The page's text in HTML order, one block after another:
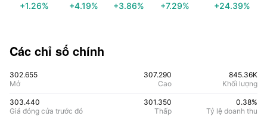
+1.26%
+4.19%
+3.86%
+7.29%
+24.39%
Các chỉ số chính
302.655
Mở
307.290
Cao
845.36K
Khối lượng
0.38%
Tỷ lệ doanh thu
303.440
Giá đóng cửa trước đó
301.350
Thấp